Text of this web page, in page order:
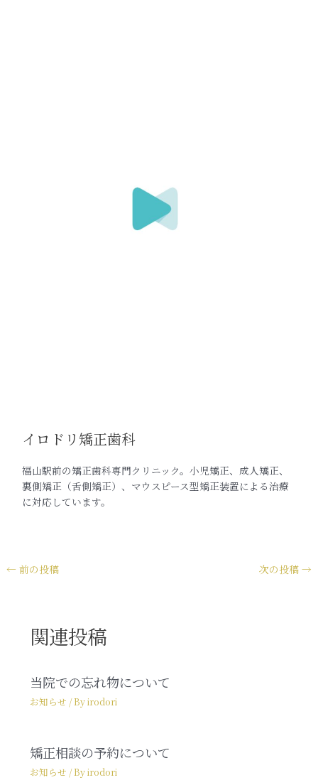
イロドリ矯正歯科
福山駅前の矯正歯科専門クリニック。小児矯正、成人矯正、
裏側矯正（舌側矯正）、マウスピース型矯正装置による治療
に対応しています。
← 前の投稿 次の投稿 →
関連投稿
当院での忘れ物について
お知らせ / Byirodori
矯正相談の予約について
お知らせ / Byirodori